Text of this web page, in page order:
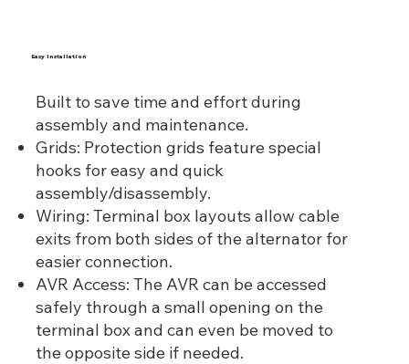
Easy Installation
Built to save time and effort during
assembly and maintenance.
Grids: Protection grids feature special
hooks for easy and quick
assembly/disassembly.
Wiring: Terminal box layouts allow cable
exits from both sides of the alternator for
easier connection.
AVR Access: The AVR can be accessed
safely through a small opening on the
terminal box and can even be moved to
the opposite side if needed.